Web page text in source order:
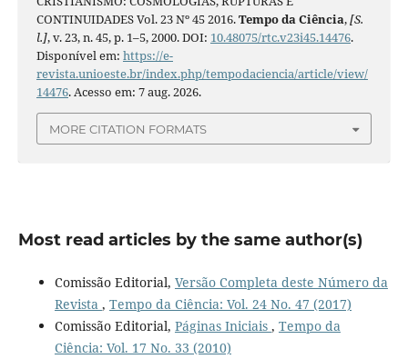
CONTINUIDADES Vol. 23 Nº 45 2016.Tempo da Ciência,[S.
l.], v. 23, n. 45, p. 1–5, 2000. DOI: 10.48075/rtc.v23i45.14476.
Disponível em: https://e-
revista.unioeste.br/index.php/tempodaciencia/article/view/
14476. Acesso em: 7 aug. 2026.
MORE CITATION FORMATS
Most read articles by the same author(s)
Comissão Editorial, Versão Completa deste Número da
Revista , Tempo da Ciência: Vol. 24 No. 47 (2017)
Comissão Editorial, Páginas Iniciais , Tempo da
Ciência: Vol. 17 No. 33 (2010)